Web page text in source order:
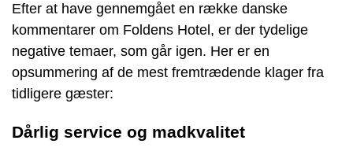
Efter at have gennemgået en række danske
kommentarer om Foldens Hotel, er der tydelige
negative temaer, som går igen. Her er en
opsummering af de mest fremtrædende klager fra
tidligere gæster:
Dårlig service og madkvalitet